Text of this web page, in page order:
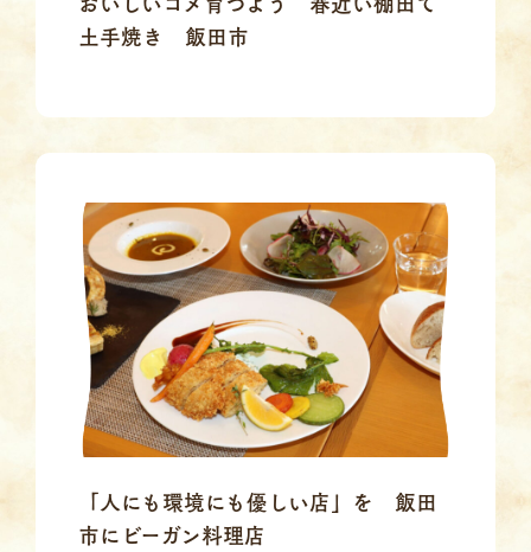
土手焼き 飯田市
「人にも環境にも優しい店」を 飯田
市にビーガン料理店